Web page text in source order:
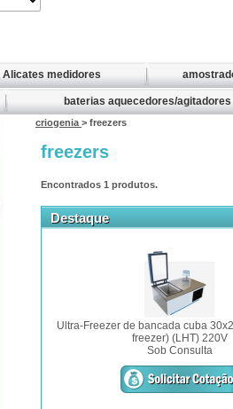
Alicates medidores
baterias aquecedores/agitadores
criogenia > freezers
freezers
Encontrados 1 produtos.
Destaque
Ultra-Freezer de bancada cuba
freezer) (LHT) 220V
Sob Consulta